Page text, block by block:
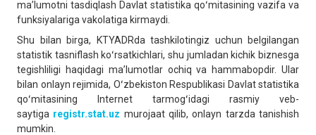
maʼlumotni tasdiqlash Davlat statistika qoʻmitasining vazifa va
funksiyalariga vakolatiga kirmaydi.
Shu bilan birga, KTYADRda tashkilotingiz uchun belgilangan
statistik tasniflash koʻrsatkichlari, shu jumladan kichik biznesga
tegishliligi haqidagi maʼlumotlar ochiq va hammabopdir. Ular
bilan onlayn rejimida, Oʻzbekiston Respublikasi Davlat statistika
qoʻmitasining Internet tarmogʻidagi rasmiy veb-
saytiga registr.stat.uz murojaat qilib, onlayn tarzda tanishish
mumkin.